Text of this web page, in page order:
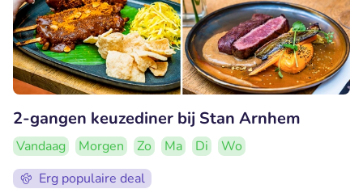
2-gangen keuzediner bij Stan Arnhem
Vandaag Morgen Zo Ma Di
Wo
Erg populaire deal